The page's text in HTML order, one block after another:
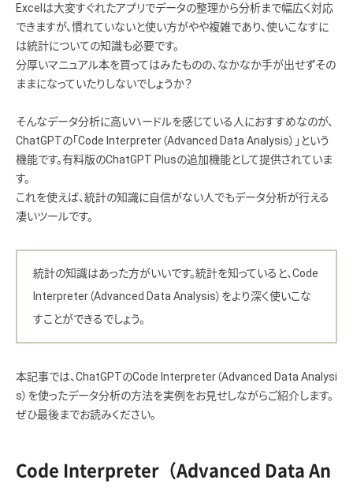
Excelは大変すぐれたアプリでデータの整理から分析まで幅広く対応
できますが、慣れていないと使い方がやや複雑であり、使いこなすに
は統計についての知識も必要です。
分厚いマニュアル本を買ってはみたものの、なかなか手が出せずその
ままになっていたりしないでしょうか？
そんなデータ分析に高いハードルを感じている人におすすめなのが、
ChatGPTの「Code Interpreter（Advanced Data Analysis）」という
機能です。有料版のChatGPT Plusの追加機能として提供されていま
す。
これを使えば、統計の知識に自信がない人でもデータ分析が行える
凄いツールです。
統計の知識はあった方がいいです。統計を知っていると、Code
Interpreter（Advanced Data Analysis）をより深く使いこな
すことができるでしょう。
本記事では、ChatGPTのCode Interpreter（Advanced Data Analysi
s）を使ったデータ分析の方法を実例をお見せしながらご紹介します。
ぜひ最後までお読みください。
Code Interpreter（Advanced Data An